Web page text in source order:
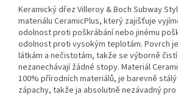
Keramický dřez Villeroy & Boch Subway
materiálu CeramicPlus, který zajišťuje
odolnost proti poškrábání nebo jinému
odolnost proti vysokým teplotám. Povrch
látkám a nečistotám, takže se výborně
nezanechávají žádné stopy. Materiál
100% přírodních materiálů, je barevně
zápachy, takže ja absolutně nezávadný